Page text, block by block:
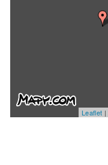
Leaflet |